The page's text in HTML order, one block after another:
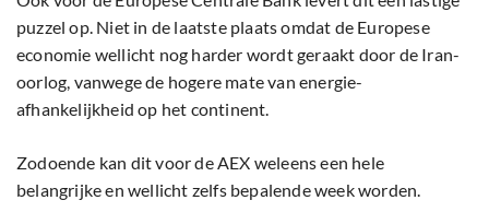
puzzel op. Niet in de laatste plaats omdat de Europese
economie wellicht nog harder wordt geraakt door de Iran-
oorlog, vanwege de hogere mate van energie-
afhankelijkheid op het continent.
Zodoende kan dit voor de AEX weleens een hele
belangrijke en wellicht zelfs bepalende week worden.